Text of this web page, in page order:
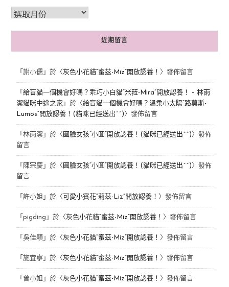
近期留言
「 謝小儒」於〈灰色小花貓“蜜茲-Miz”開放認養！ 〉發佈留言
「 給盲貓一個機會好嗎？乖巧小白貓“米菈-Mira”開放認養！ – 林雨
潔貓咪中途之家 」於〈給盲貓一個機會好嗎？溫柔小太陽“路莫斯-
Lumos”開放認養！(貓咪已經送出^^)〉發佈留言
「 林雨潔 」於〈 圓臉女孩“小圓”開放認養！(貓咪已經送出^^)〉發佈
留言
「 陳宗慶」於〈 圓臉女孩“小圓”開放認養！(貓咪已經送出^^)〉發佈
留言
「 許小姐 」於〈 可愛小賓花“莉茲-Liz”開放認養！ 〉發佈留言
「 pigding 」於〈灰色小花貓“蜜茲-Miz”開放認養！ 〉發佈留言
「 吳佳穎 」於〈灰色小花貓“蜜茲-Miz”開放認養！ 〉發佈留言
「 施宜寧 」於〈灰色小花貓“蜜茲-Miz”開放認養！ 〉發佈留言
「 曾小姐 」於〈灰色小花貓“蜜茲-Miz”開放認養！ 〉發佈留言